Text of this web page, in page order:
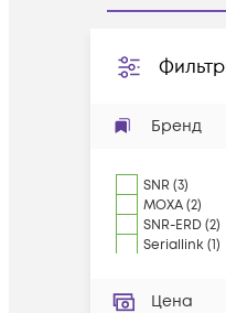
Бренд
SNR (3)
MOXA(2)
SNR-ERD(2)
Seriallink(1)
Цена